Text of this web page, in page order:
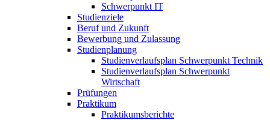
Schwerpunkt IT
Studienziele
Beruf und Zukunft
Bewerbung und Zulassung
Studienplanung
Studienverlaufsplan Schwerpunkt Technik
Studienverlaufsplan Schwerpunkt
Wirtschaft
Prüfungen
Praktikum
Praktikumsberichte